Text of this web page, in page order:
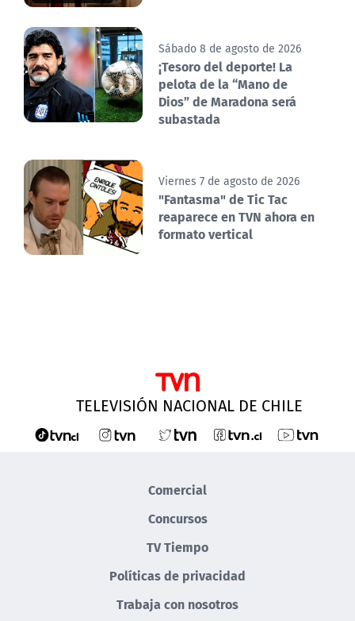
Sábado 8 de agosto de 2026
¡Tesoro del deporte! La
pelota de la “Mano de
Dios” de Maradona será
subastada
Viernes 7 de agosto de 2026
"Fantasma" de Tic Tac
reaparece en TVN ahora en
formato vertical
TELEVISIÓN NACIONAL DE CHILE
Comercial
Concursos
TV Tiempo
Políticas de privacidad
Trabaja con nosotros